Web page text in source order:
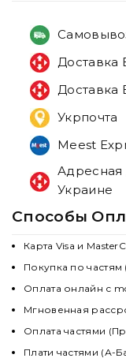
Доставка
Укрпочта
Meest
Адресная
Украине
Способы
Карта Visa и
Покупка по
Оплата онлайн с
Мгновенная
Оплата частями
Плати частями (А-